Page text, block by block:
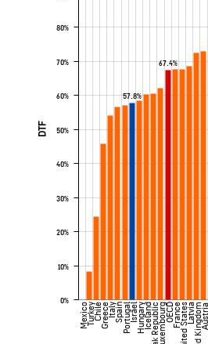
57.8%
67.4%
MexicoTurkeyChileGreeceItalySpainPortugalIsraelHungaryIcelandSlovak RepublicLuxembourgOECDFranceUnited StatesLatvia
0%
10%
20%
30%
40%
50%
60%
70%
80%
DTF